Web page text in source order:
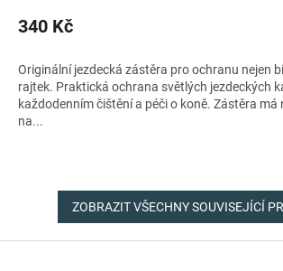
340 Kč
Originální jezdecká zástěra pro ochranu nejen
rajtek. Praktická ochrana světlých jezdeckých
každodenním čištění a péči o koně. Zástěra
na...
ZOBRAZIT VŠECHNY SOUVISEJÍCÍ